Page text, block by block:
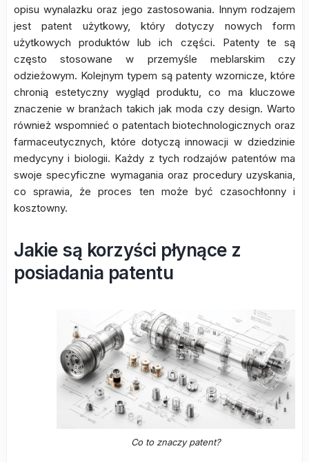
opisu wynalazku oraz jego zastosowania. Innym rodzajem
jest patent użytkowy, który dotyczy nowych form
użytkowych produktów lub ich części. Patenty te są
często stosowane w przemyśle meblarskim czy
odzieżowym. Kolejnym typem są patenty wzornicze, które
chronią estetyczny wygląd produktu, co ma kluczowe
znaczenie w branżach takich jak moda czy design. Warto
również wspomnieć o patentach biotechnologicznych oraz
farmaceutycznych, które dotyczą innowacji w dziedzinie
medycyny i biologii. Każdy z tych rodzajów patentów ma
swoje specyficzne wymagania oraz procedury uzyskania,
co sprawia, że proces ten może być czasochłonny i
kosztowny.
Jakie są korzyści płynące z
posiadania patentu
Co to znaczy patent?